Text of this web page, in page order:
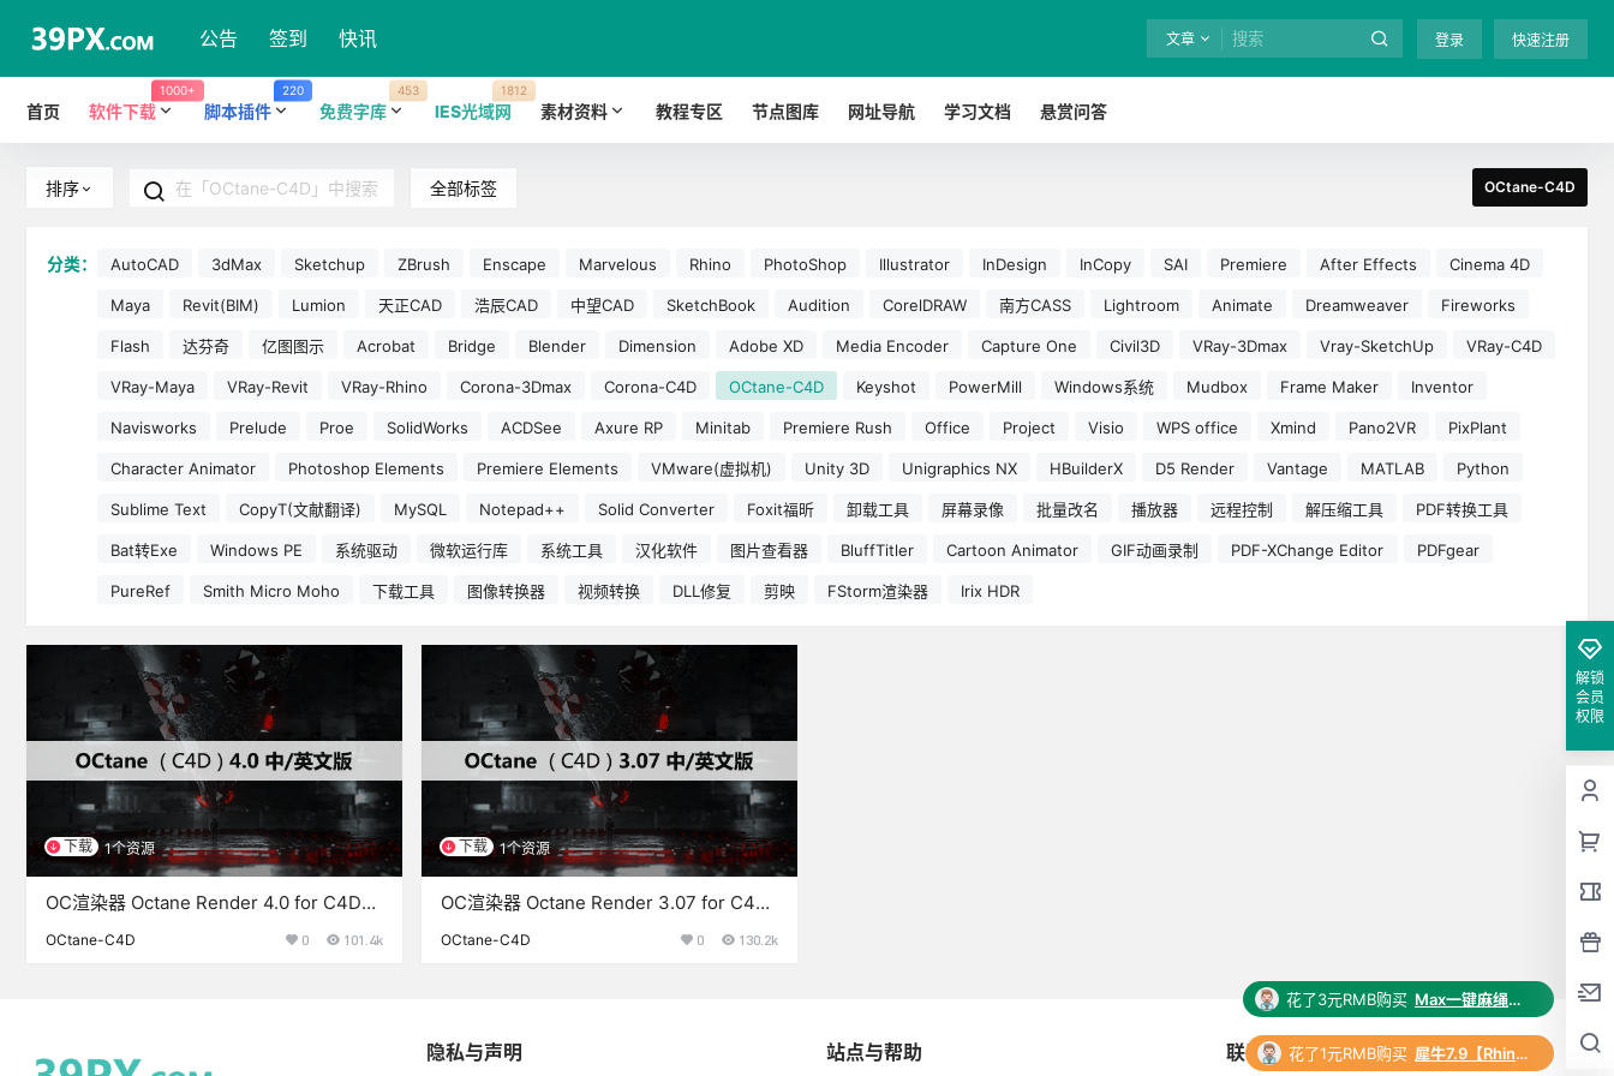
公告 签到 快讯 文章 登录 快速注册
首页 软件下载
1000+
脚本插件
220
免费字库
453
IES光域网
1812
素材资料 教程专区 节点图库 网址导航 学习文档 悬赏问答
排序 全部标签 OCtane-C4D
分类： AutoCAD 3dMax Sketchup ZBrush Enscape Marvelous Rhino PhotoShop Illustrator InDesign InCopy SAI Premiere After Effects Cinema 4D
Maya Revit(BIM) Lumion 天正CAD 浩辰CAD 中望CAD SketchBook Audition CorelDRAW 南方CASS Lightroom Animate Dreamweaver Fireworks
Flash 达芬奇 亿图图示 Acrobat Bridge Blender Dimension Adobe XD Media Encoder Capture One Civil3D VRay-3Dmax Vray-SketchUp VRay-C4D
VRay-Maya VRay-Revit VRay-Rhino Corona-3Dmax Corona-C4D OCtane-C4D Keyshot PowerMill Windows系统 Mudbox Frame Maker Inventor
Navisworks Prelude Proe SolidWorks ACDSee Axure RP Minitab Premiere Rush Office Project Visio WPS office Xmind Pano2VR PixPlant
Character Animator Photoshop Elements Premiere Elements VMware(虚拟机) Unity 3D Unigraphics NX HBuilderX D5 Render Vantage MATLAB Python
Sublime Text CopyT(文献翻译) MySQL Notepad++ Solid Converter Foxit福昕 卸载工具 屏幕录像 批量改名 播放器 远程控制 解压缩工具 PDF转换工具
Bat转Exe Windows PE 系统驱动 微软运行库 系统工具 汉化软件 图片查看器 BluffTitler Cartoon Animator GIF动画录制 PDF-XChange Editor PDFgear
PureRef Smith Micro Moho 下载工具 图像转换器 视频转换 DLL修复 剪映 FStorm渲染器 Irix HDR
下载 1个资源
OC渲染器 Octane Render 4.0 for C4D
OCtane-C4D 0 101.4k
下载 1个资源
OC渲染器 Octane Render 3.07 for C4D
OCtane-C4D 0 130.2k
解锁
会员
权限
隐私与声明 站点与帮助 联系与合作
花了3元RMB购买 Max一键麻绳脚本插件
花了1元RMB购买 犀牛7.9【Rhino7.9破解版】中文破解版下载和安装教程